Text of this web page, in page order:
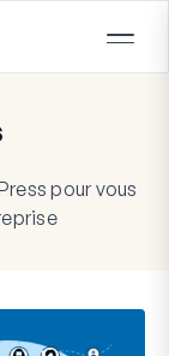
pour vous